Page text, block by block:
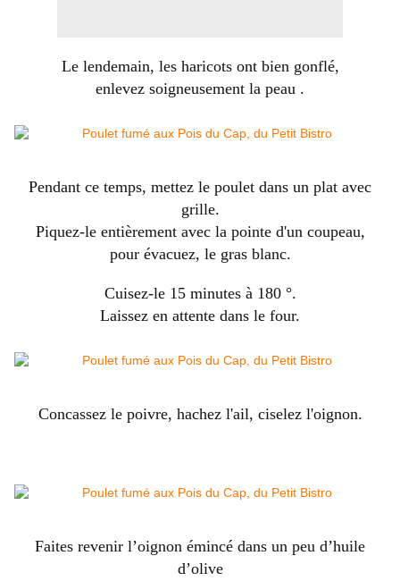
Le lendemain, les haricots ont bien gonflé,
enlevez soigneusement la peau .
Pendant ce temps, mettez le poulet dans un plat avec
grille.
Piquez-le entièrement avec la pointe d'un coupeau,
pour évacuez, le gras blanc.
Cuisez-le 15 minutes à 180 °.
Laissez en attente dans le four.
Concassez le poivre, hachez l'ail, ciselez l'oignon.
Faites revenir l’oignon émincé dans un peu d’huile
d’olive